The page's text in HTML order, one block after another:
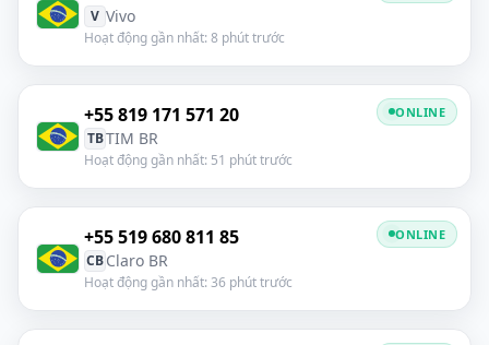
V Vivo
Hoạt động gần nhất: 8 phút trước
+55 819 171 571 20
TBTIM BR
Hoạt động gần nhất: 51 phút trước
ONLINE
+55 519 680 811 85
CBClaro BR
Hoạt động gần nhất: 36 phút trước
ONLINE